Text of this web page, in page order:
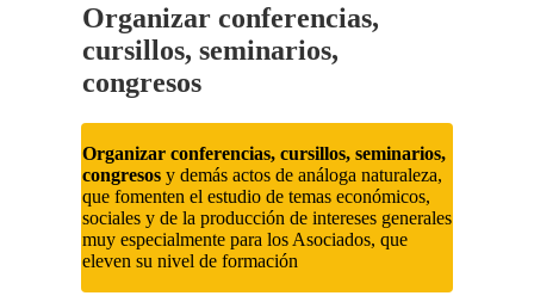
Organizar conferencias,
cursillos, seminarios,
congresos
Organizar conferencias, cursillos, seminarios,
congresos y demás actos de análoga naturaleza,
que fomenten el estudio de temas económicos,
sociales y de la producción de intereses generales
muy especialmente para los Asociados, que
eleven su nivel de formación